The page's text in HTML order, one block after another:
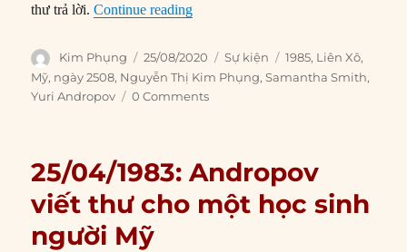
thư trả lời.Continue reading“25/08/1985: Samantha Smith thiệt
Author
Kim Phụng
Posted
on
25/08/2020 Categories
Sự kiện Tags
1985, Liên Xô,
Mỹ, ngày 2508, Nguyễn Thị Kim Phụng,Samantha Smith,
Yuri Andropov
0 Comments
25/04/1983: Andropov
viết thư cho một học sinh
người Mỹ